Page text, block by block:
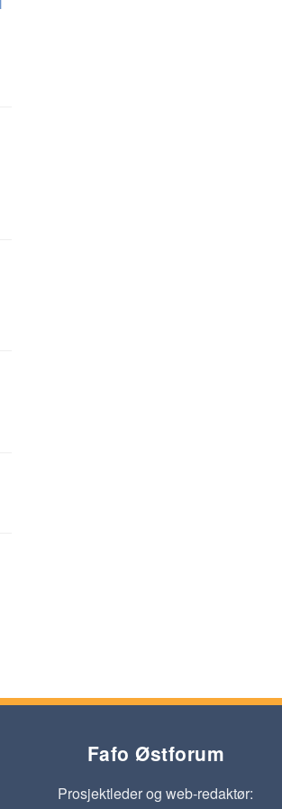
Fafo Østforum
Prosjektleder og web-redaktør: